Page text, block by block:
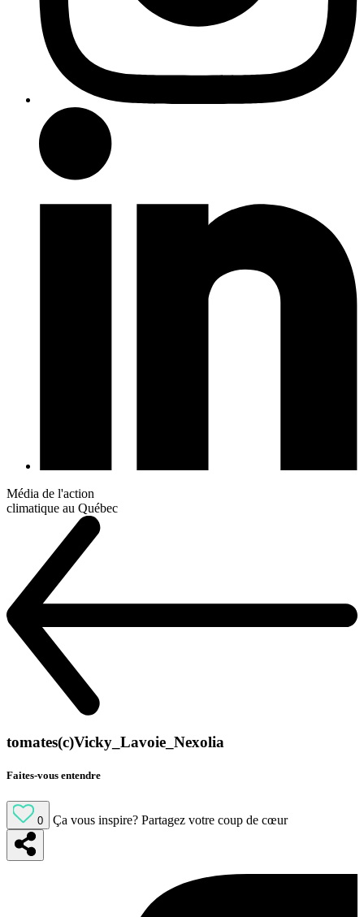
Média de l'action
climatique au Québec
tomates(c)Vicky_Lavoie_Nexolia
Faites-vous entendre
0 Ça vous inspire? Partagez votre coup de cœur